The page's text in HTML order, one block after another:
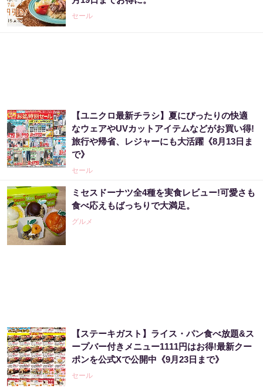
セール
【ユニクロ最新チラシ】夏にぴったりの快適
なウェアやUVカットアイテムなどがお買い得!
旅行や帰省、レジャーにも大活躍《8月13日ま
で》
セール
ミセスドーナツ全4種を実食レビュー!可愛さも
食べ応えもばっちりで大満足。
グルメ
【ステーキガスト】ライス・パン食べ放題&ス
ープバー付きメニュー1111円はお得!最新クー
ポンを公式Xで公開中《9月23日まで》
セール